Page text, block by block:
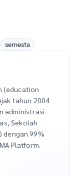
semesta
(education
tahun 2004
administrasi
Sekolah
dengan 99%
Platform.